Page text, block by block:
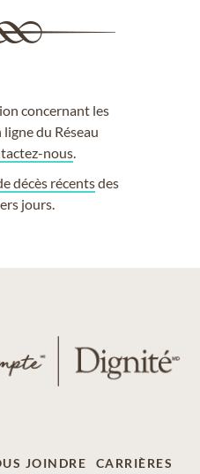
concernant les
ligne du Réseau
nous
décès récentsdes
jours.
JOINDRE CARRIÈRES